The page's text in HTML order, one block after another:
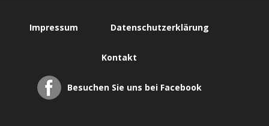
Impressum Datenschutzerklärung
Kontakt
Besuchen Sie uns bei Facebook